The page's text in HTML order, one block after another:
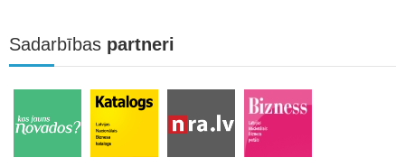
Sadarbības partneri